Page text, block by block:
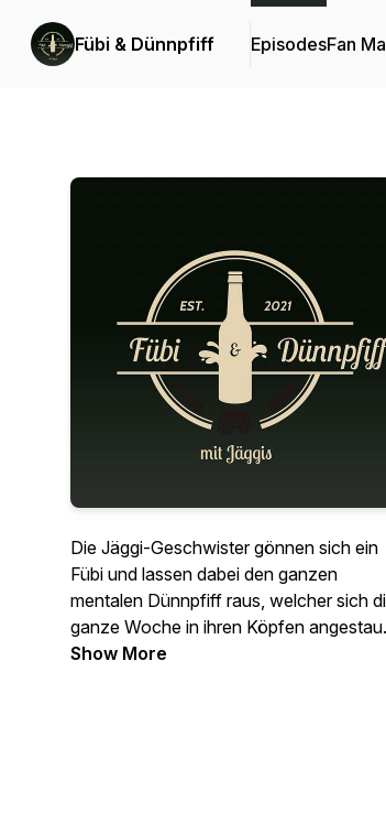
Fübi & Dünnpfiff EpisodesFan
Die Jäggi-Geschwister gönnen sich ein
Fübi und lassen dabei den ganzen
mentalen Dünnpfiff raus, welcher sich
ganze Woche in ihren Köpfen angestaut
hat. Mit nicht immer ganz so ernsten und
Show More